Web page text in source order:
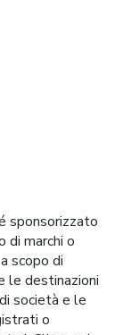
sponsorizzato
di marchi o
scopo di
le destinazioni
società e le
o